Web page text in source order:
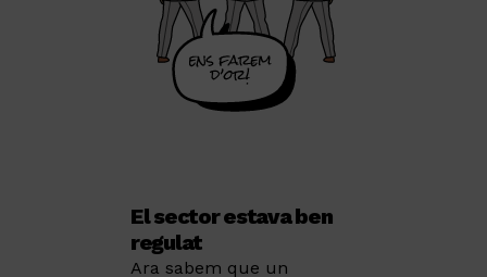
El sector estava ben
regulat
Ara sabem que un